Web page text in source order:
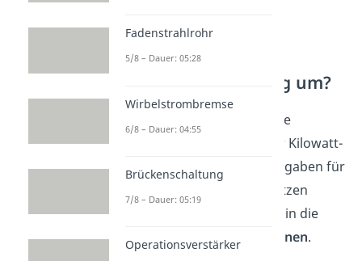
Wie rechnest du
elektrische Leistung um?
Manchmal begegnet dir die
Leistung im Milliwatt- oder Kilowatt-
Bereich. Bevor du diese Angaben für
weitere Berechnungen nutzen
kannst, solltest du sie erst in die
Basiseinheit Watt umrechnen.
Fadenstrahlrohr
5/8 – Dauer: 05:28
Wirbelstrombremse
6/8 – Dauer: 04:55
Brückenschaltung
7/8 – Dauer: 05:19
Operationsverstärker